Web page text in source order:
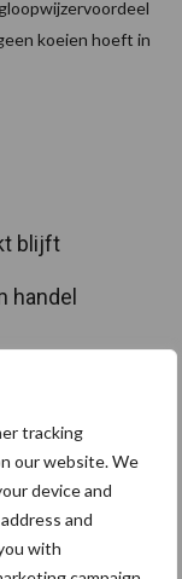
tracking
our website. We
device and
and
with
koeien hoeft in
blijft
handel
en